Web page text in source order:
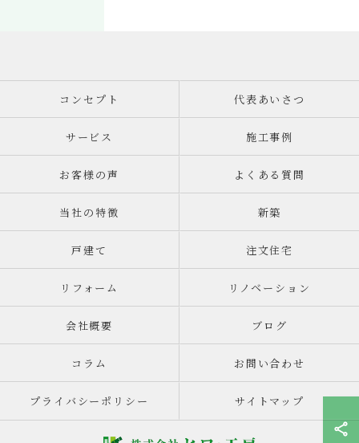
コンセプト 代表あいさつ
サービス 施工事例
お客様の声 よくある質問
当社の特徴 新築
戸建て 注文住宅
リフォーム リノベーション
会社概要 ブログ
コラム お問い合わせ
プライバシーポリシー サイトマップ